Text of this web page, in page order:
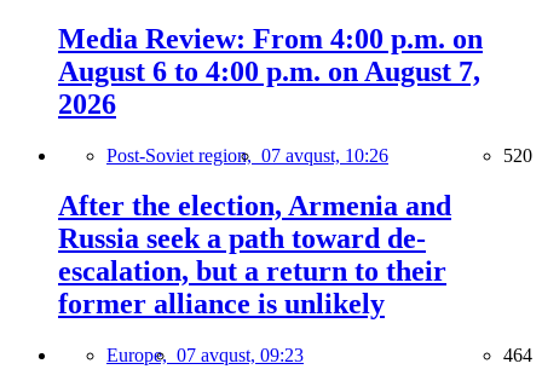
Media Review: From 4:00 p.m. on
August 6 to 4:00 p.m. on August 7,
2026
Post-Soviet region, 07 avqust, 10:26 520
After the election, Armenia and
Russia seek a path toward de-
escalation, but a return to their
former alliance is unlikely
Europe, 07 avqust, 09:23 464